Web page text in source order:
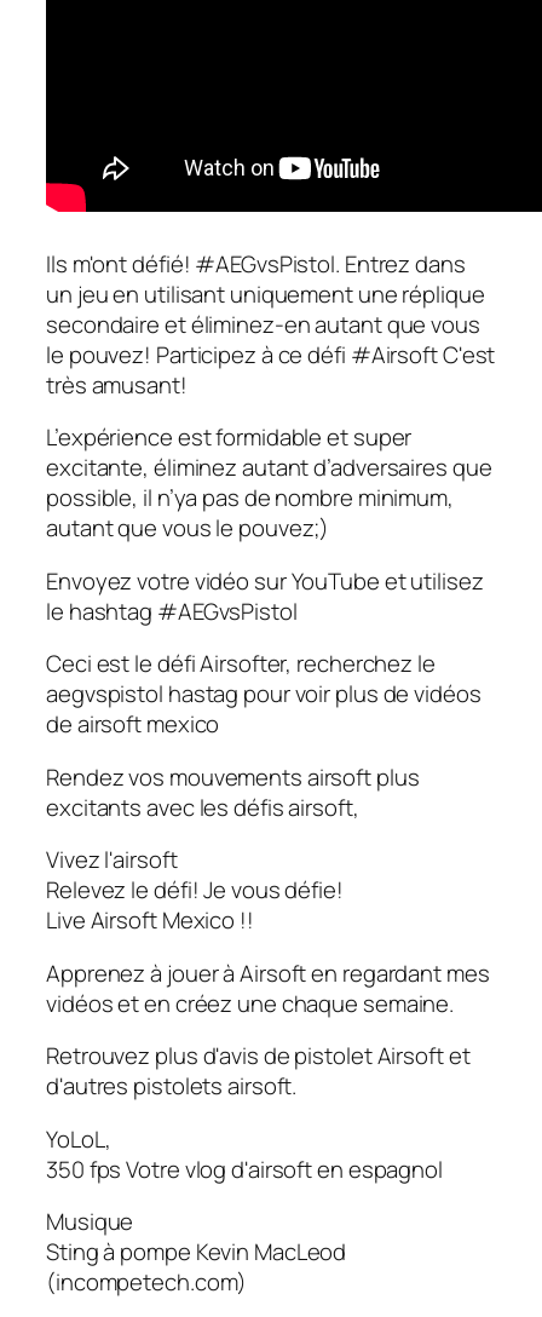
Ils m'ont défié! #AEGvsPistol. Entrez dans
un jeu en utilisant uniquement une réplique
secondaire et éliminez-en autant que vous
le pouvez! Participez à ce défi #Airsoft C'est
très amusant!
L’expérience est formidable et super
excitante, éliminez autant d’adversaires que
possible, il n’ya pas de nombre minimum,
autant que vous le pouvez;)
Envoyez votre vidéo sur YouTube et utilisez
le hashtag #AEGvsPistol
Ceci est le défi Airsofter, recherchez le
aegvspistol hastag pour voir plus de vidéos
de airsoft mexico
Rendez vos mouvements airsoft plus
excitants avec les défis airsoft,
Vivez l'airsoft
Relevez le défi! Je vous défie!
Live Airsoft Mexico !!
Apprenez à jouer à Airsoft en regardant mes
vidéos et en créez une chaque semaine.
Retrouvez plus d'avis de pistolet Airsoft et
d'autres pistolets airsoft.
YoLoL,
350 fps Votre vlog d'airsoft en espagnol
Musique
Sting à pompe Kevin MacLeod
(incompetech.com)